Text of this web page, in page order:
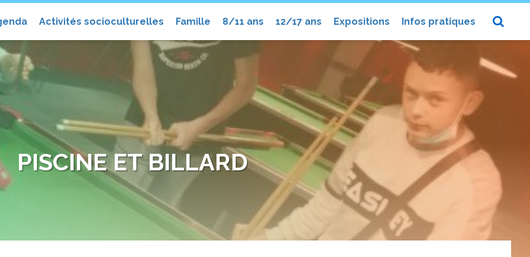
Activités socioculturelles Famille 8/11 ans 12/17 ans Expositions Infos pratiques
PISCINE ET BILLARD